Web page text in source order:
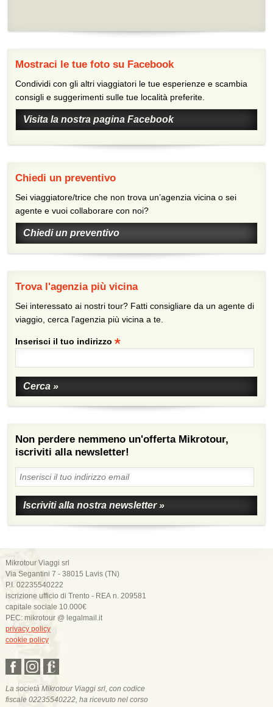
Mostraci le tue foto su Facebook
Condividi con gli altri viaggiatori le tue esperienze e scambia
consigli e suggerimenti sulle tue località preferite.
Visita la nostra pagina Facebook
Chiedi un preventivo
Sei viaggiatore/trice che non trova un’agenzia vicina o sei
agente e vuoi collaborare con noi?
Chiedi un preventivo
Trova l'agenzia più vicina
Sei interessato ai nostri tour? Fatti consigliare da un agente di
viaggio, cerca l'agenzia più vicina a te.
Inserisci il tuo indirizzo
Non perdere nemmeno un'offerta Mikrotour,
iscriviti alla newsletter!
Mikrotour Viaggi srl
Via Segantini 7 - 38015 Lavis (TN)
P.I. 02235540222
iscrizione ufficio di Trento - REA n. 209581
capitale sociale 10.000€
PEC: mikrotour @ legalmail.it
privacy policy
cookie policy
La società Mikrotour Viaggi srl, con codice
fiscale 02235540222, ha ricevuto nel corso